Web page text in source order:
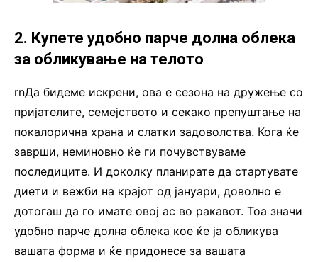
2. Купете удобно парче долна облека
за обликување на телото
rnДа бидеме искрени, ова е сезона на дружење со
пријателите, семејството и секако препуштање на
покалорична храна и слатки задоволства. Кога ќе
заврши, неминовно ќе ги почувствуваме
последиците. И доколку планирате да стартувате
диети и вежби на крајот од јануари, доволно е
дотогаш да го имате овој ас во ракавот. Тоа значи
удобно парче долна облека кое ќе ја обликува
вашата форма и ќе придонесе за вашата